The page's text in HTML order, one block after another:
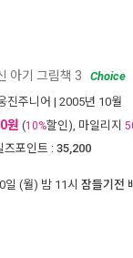
아기 그림책 3
Choice
진주니어 | 2005년 10월
원 (10%할인), 마일리지
즈포인트 : 35,200
일 (월) 밤 11시 잠들기전